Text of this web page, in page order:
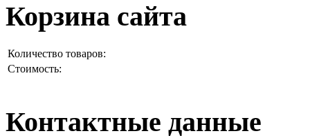
Корзина сайта
Количество товаров:
Стоимость:
Контактные данные